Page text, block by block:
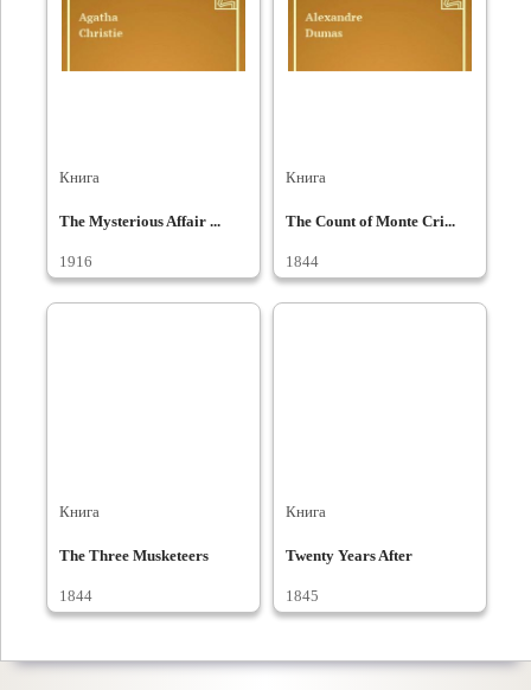
Книга
The Mysterious Affair ...
1916
Книга
The Count of Monte Cri...
1844
Книга
The Three Musketeers
1844
Книга
Twenty Years After
1845